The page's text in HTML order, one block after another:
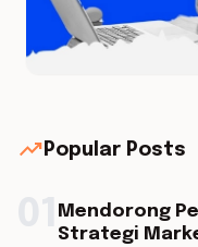
trending_up Popular Posts
Mendorong
Strategi